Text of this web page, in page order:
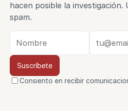
hacen posible la investigación.
spam.
Suscríbete
Consiento en recibir